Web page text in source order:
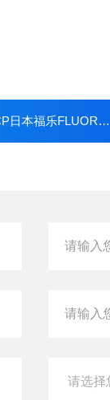
真空吸笔C001-D-Y-161-92-CP